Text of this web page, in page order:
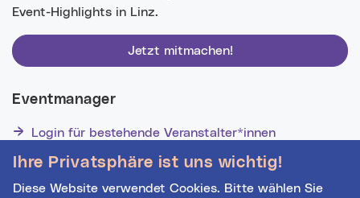
Ihre Privatsphäre ist uns wichtig!
Diese Website verwendet Cookies. Bitte wählen Sie
Event-Highlights in Linz.
Jetzt mitmachen!
Eventmanager
Login für bestehende Veranstalter*innen
Veranstalter*innen!